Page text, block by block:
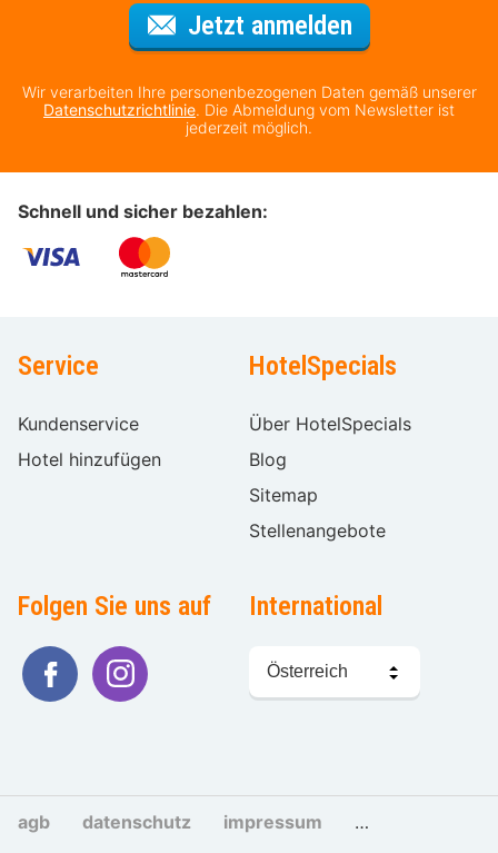
Jetzt anmeldenFür den
Wir verarbeiten Ihre personenbezogenen Daten gemäß unserer
Datenschutzrichtlinie. Die Abmeldung vom Newsletter ist
jederzeit möglich.
Schnell und sicher bezahlen:
Service
Kundenservice
Hotel hinzufügen
HotelSpecials
Über HotelSpecials
Blog
Sitemap
Stellenangebote
Folgen Sie uns auf International
Sprache
wählen
agb datenschutz impressum cookies und